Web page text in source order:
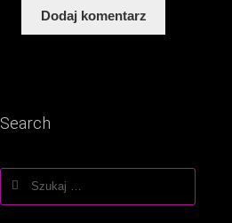
Search